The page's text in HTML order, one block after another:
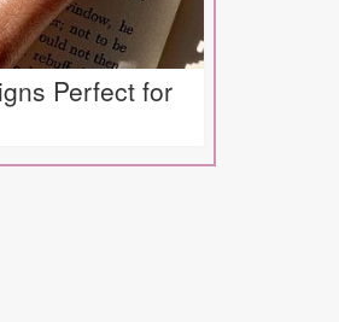
Perfect for